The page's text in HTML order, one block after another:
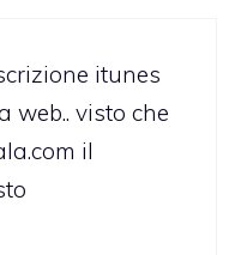
itunes
web.. visto che
il